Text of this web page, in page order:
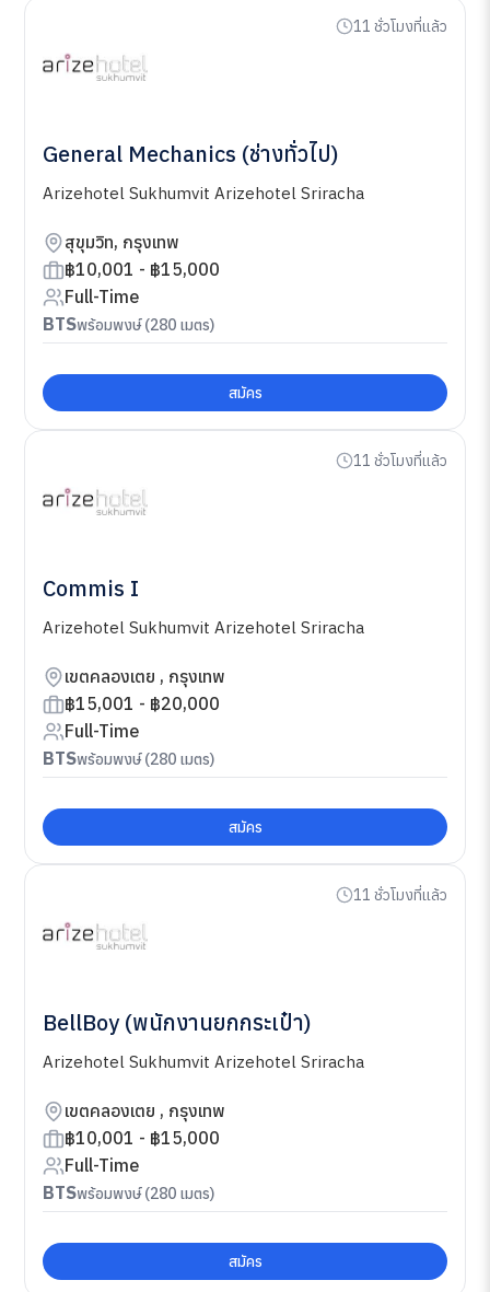
11 ชั่วโมงที่แล้ว
General Mechanics (ช่างทั่วไป)
Arizehotel Sukhumvit Arizehotel Sriracha
สุขุมวิท, กรุงเทพ
฿10,001 - ฿15,000
Full-Time
BTSพร้อมพงษ์ (280 เมตร)
สมัคร
11 ชั่วโมงที่แล้ว
Commis I
Arizehotel Sukhumvit Arizehotel Sriracha
เขตคลองเตย , กรุงเทพ
฿15,001 - ฿20,000
Full-Time
BTSพร้อมพงษ์ (280 เมตร)
สมัคร
11 ชั่วโมงที่แล้ว
BellBoy (พนักงานยกกระเป๋า)
Arizehotel Sukhumvit Arizehotel Sriracha
เขตคลองเตย , กรุงเทพ
฿10,001 - ฿15,000
Full-Time
BTSพร้อมพงษ์ (280 เมตร)
สมัคร